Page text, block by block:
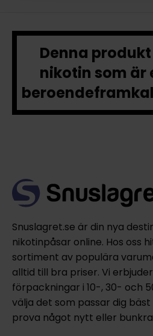
Denna
nikotin som är
Snuslagret.se är din nya
nikotinpåsar online. Hos oss
sortiment av populära
alltid till bra priser. Vi
förpackningar i 10-, 30- och
välja det som passar dig
prova något nytt eller